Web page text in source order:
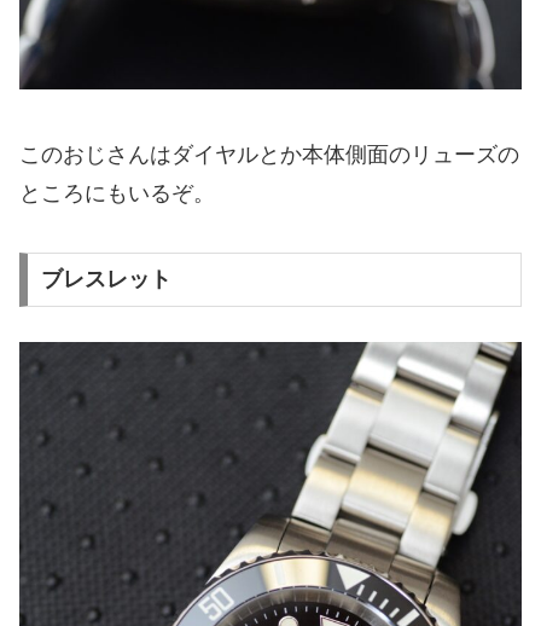
このおじさんはダイヤルとか本体側面のリューズの
ところにもいるぞ。
ブレスレット